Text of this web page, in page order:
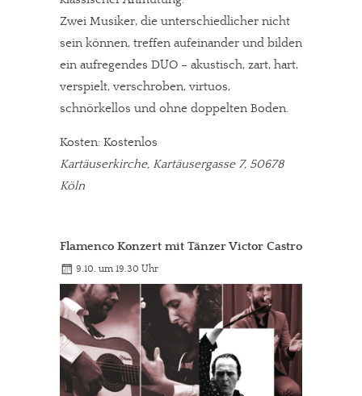
Zwei Musiker, die unterschiedlicher nicht
sein können, treffen aufeinander und bilden
ein aufregendes DUO – akustisch, zart, hart,
verspielt, verschroben, virtuos,
schnörkellos und ohne doppelten Boden.
Kosten: Kostenlos
Kartäuserkirche, Kartäusergasse 7, 50678
Köln
Flamenco Konzert mit Tänzer Victor Castro
9.10. um 19.30 Uhr